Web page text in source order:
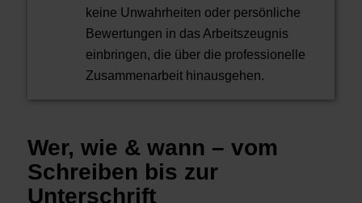
keine Unwahrheiten oder persönliche
Bewertungen in das Arbeitszeugnis
einbringen, die über die professionelle
Zusammenarbeit hinausgehen.
Wer, wie & wann – vom
Schreiben bis zur
Unterschrift